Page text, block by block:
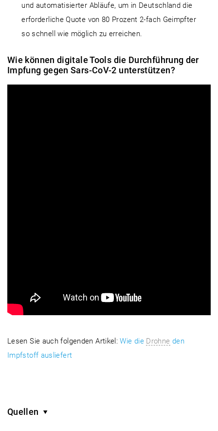
und automatisierter Abläufe, um in Deutschland die
erforderliche Quote von 80 Prozent 2-fach Geimpfter
so schnell wie möglich zu erreichen.
Wie können digitale Tools die Durchführung der
Impfung gegen Sars-CoV-2 unterstützen?
Lesen Sie auch folgenden Artikel:Wie die Drohne den
Impfstoff ausliefert
Quellen